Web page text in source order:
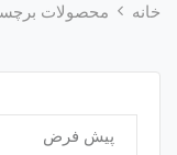
خانه محصولات
پیش فرض